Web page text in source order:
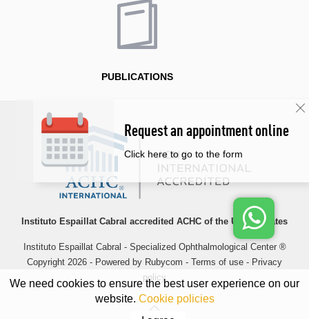
PUBLICATIONS
Instituto Espaillat Cabral accredited ACHC of the United States
Instituto Espaillat Cabral - Specialized Ophthalmological Center ®
Copyright 2026 - Powered by Rubycom - Terms of use - Privacy
policy
Request an appointment online
Click here to go to the form
We need cookies to ensure the best user experience on our
website. Cookie policies